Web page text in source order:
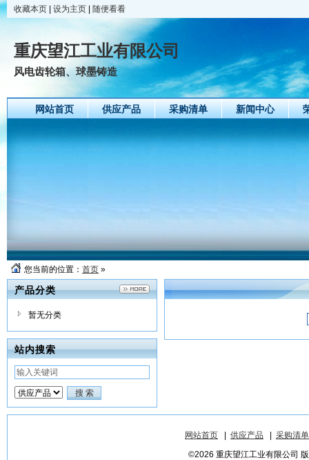
收藏本页 设为主页 随便看看
重庆望江工业有限公司
风电齿轮箱、球墨铸造
网站首页 供应产品 采购清单 新闻中心
您当前的位置： 首页 »
产品分类
暂无分类
站内搜索
网站首页 供应产品
采购清单
©2026 重庆望江工业有限公司